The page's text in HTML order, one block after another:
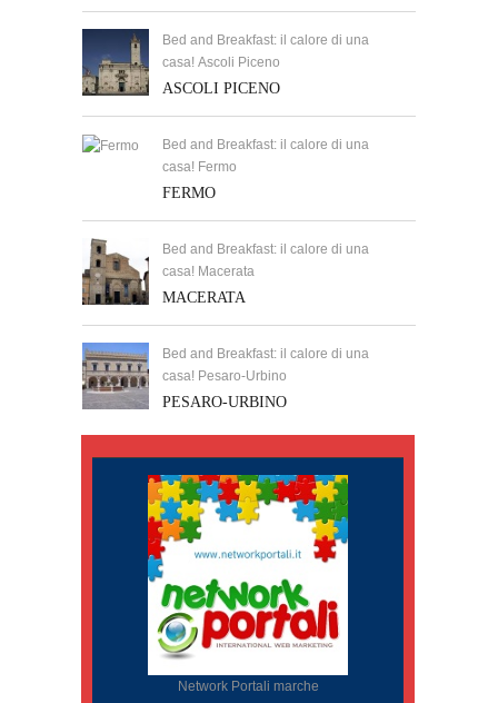
Bed and Breakfast: il calore di una
casa! Ascoli Piceno
ASCOLI PICENO
Bed and Breakfast: il calore di una
casa! Fermo
FERMO
Bed and Breakfast: il calore di una
casa! Macerata
MACERATA
Bed and Breakfast: il calore di una
casa! Pesaro-Urbino
PESARO-URBINO
Network Portali marche